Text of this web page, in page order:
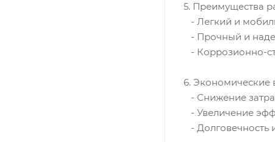
5. Преимущества
- Легкий и
- Прочный и
- Коррозионно-
6. Экономические
- Снижение
- Увеличение
- Долговечность